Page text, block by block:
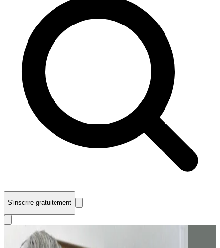
S'inscrire gratuitement